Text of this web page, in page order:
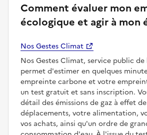
Comment évaluer mon
écologique et agir à mon
Nos Gestes Climat
Nos Gestes Climat, service public de
permet d'estimer en quelques
empreinte carbone et votre
un test gratuit et sans inscription.
détail des émissions de gaz à effet
déplacements, votre alimentation,
vos achats, ainsi qu'un ordre de